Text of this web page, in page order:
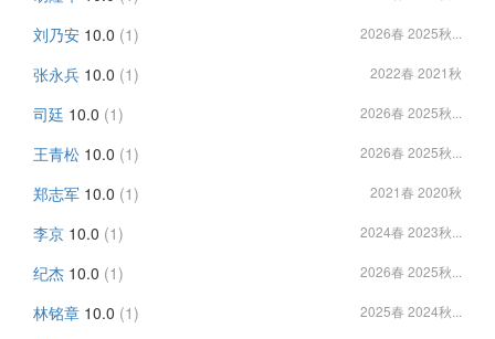
刘乃安 10.0 (1) 2026春 2025秋...
张永兵 10.0 (1) 2022春 2021秋
司廷 10.0 (1) 2026春 2025秋...
王青松 10.0 (1) 2026春 2025秋...
郑志军 10.0 (1) 2021春 2020秋
李京 10.0 (1) 2024春 2023秋...
纪杰 10.0 (1) 2026春 2025秋...
林铭章 10.0 (1) 2025春 2024秋...